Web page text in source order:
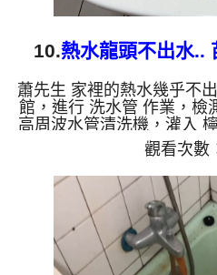
10.熱水龍頭不出水..
蕭先生 家裡的熱水幾乎不
館，進行 洗水管 作業，檢
高周波水管清洗機，灌入
分，開啟 水管清洗機 ，啟
出髒水，越來越髒，二個
正常了。 如是自來水，如
泥沙堆積，洗出來的水就
化錳，管壁上會結成黑色
一樣黑，有些洗出綠色的
質，生鏽產生銅綠，如是
金的養化造
觀看次數